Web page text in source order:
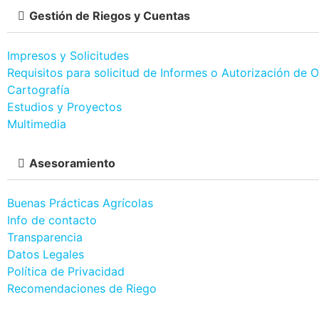
Gestión de Riegos y Cuentas
Impresos y Solicitudes
Requisitos para solicitud de Informes o Autorización de
Cartografía
Estudios y Proyectos
Multimedia
Asesoramiento
Buenas Prácticas Agrícolas
Info de contacto
Transparencia
Datos Legales
Política de Privacidad
Recomendaciones de Riego